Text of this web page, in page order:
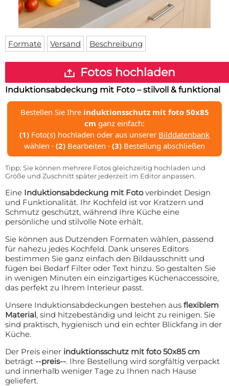
Fußmatte
Bodenmatte
Custom skateboard deck
Über uns
Lieferzeiten
Login
WhatsApp
Formate Versand Beschreibung
Fotos hochladen
Induktionsabdeckung mit Foto – stilvoll & funktional
Bestellen Sie Ihre induktionsschutz mit foto 50x85
cm ganz einfach:
(1) Foto(s) hochladen oder aus unserer Bilddatenbank
wählen · (2) Bearbeiten · (3) Bestellung abschließen
Tipp: Sie können mehrere Fotos gleichzeitig hochladen und
Größe und Zuschnitt später jederzeit im Editor anpassen.
Eine Induktionsabdeckung mit Fotoverbindet Design
und Funktionalität. Ihr Kochfeld ist vor Kratzern und
Schmutz geschützt, während Ihre Küche eine
persönliche und stilvolle Note erhält.
Sie können aus Dutzenden Formaten wählen, passend
für nahezu jedes Kochfeld. Dank unseres Editors
bestimmen Sie ganz einfach den Bildausschnitt und
fügen bei Bedarf Filter oder Text hinzu. So gestalten Sie
in wenigen Minuten ein einzigartiges Küchenaccessoire,
das perfekt zu Ihrem Interieur passt.
Unsere Induktionsabdeckungen bestehen aus flexiblem
Material, sind hitzebeständig und leicht zu reinigen. Sie
sind praktisch, hygienisch und ein echter Blickfang in der
Küche.
Der Preis einer induktionsschutz mit foto 50x85 cm
beträgt --preis--. Ihre Bestellung wird sorgfältig verpackt
und innerhalb weniger Tage zu Ihnen nach Hause
geliefert.